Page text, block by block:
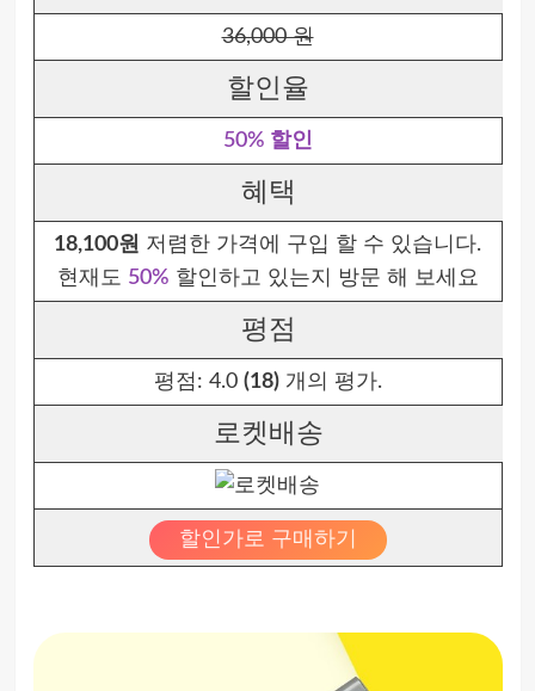
36,000 원
할인율
50% 할인
혜택
18,100원 저렴한 가격에 구입 할 수 있습니다.
현재도 50% 할인하고 있는지 방문 해 보세요
평점
평점: 4.0 (18)개의 평가.
로켓배송
할인가로 구매하기